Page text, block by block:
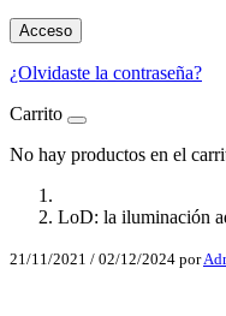
Acceso
¿Olvidaste la contraseña?
Carrito
No hay productos en el
LoD: la iluminación
21/11/2021 / 02/12/2024 por